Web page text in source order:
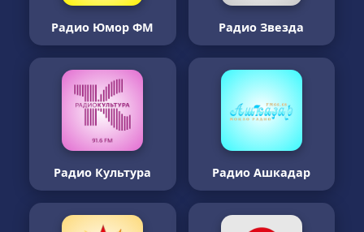
Радио Юмор ФМ Радио Звезда
Радио Культура Радио Ашкадар